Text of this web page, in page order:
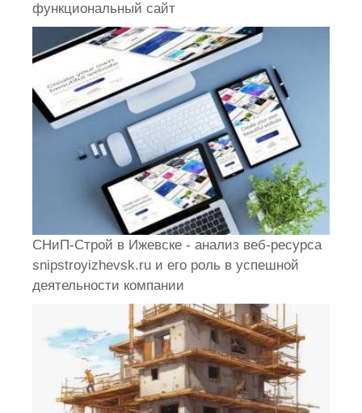
функциональный сайт
СНиП-Строй в Ижевске - анализ веб-ресурса
snipstroyizhevsk.ru и его роль в успешной
деятельности компании